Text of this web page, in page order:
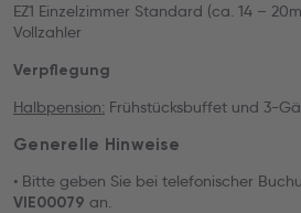
EZ1 Einzelzimmer Standard (ca. 14 –
Vollzahler
Verpflegung
Halbpension: Frühstücksbuffet und 3-
Generelle Hinweise
• Bitte geben Sie bei telefonischer
VIE00079 an.